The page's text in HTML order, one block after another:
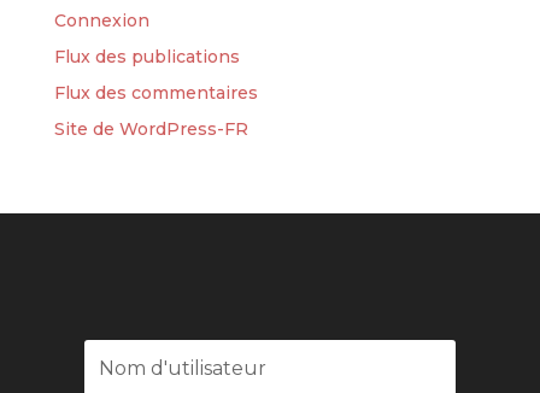
Connexion
Flux des publications
Flux des commentaires
Site de WordPress-FR